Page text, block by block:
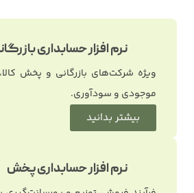
نرم افزار حسابداری
ویژه شرکت‌های بازرگانی و پخش
موجودی و سودآوری.
بیشتر بدانید
نرم افزار حسابداری پخش